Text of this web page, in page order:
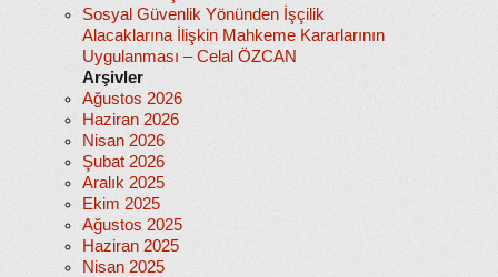
Sosyal Güvenlik Yönünden İşçilik
Alacaklarına İlişkin Mahkeme Kararlarının
Uygulanması – Celal ÖZCAN
Arşivler
Ağustos 2026
Haziran 2026
Nisan 2026
Şubat 2026
Aralık 2025
Ekim 2025
Ağustos 2025
Haziran 2025
Nisan 2025